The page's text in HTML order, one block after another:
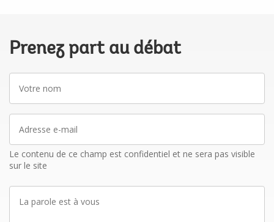
Prenez part au débat
nom
mail
Le contenu de ce champ est confidentiel et ne sera pas visible
sur le site
parole